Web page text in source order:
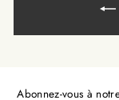
Abonnez-vous à